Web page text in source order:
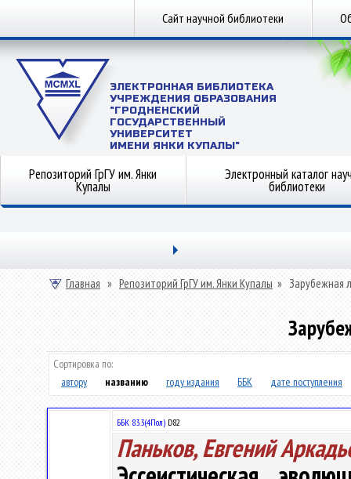
Сайт научной библиотеки
ЭЛЕКТРОННАЯ БИБЛИОТЕКА
УЧРЕЖДЕНИЯ ОБРАЗОВАНИЯ
"ГРОДНЕНСКИЙ
ГОСУДАРСТВЕННЫЙ
УНИВЕРСИТЕТ
ИМЕНИ ЯНКИ КУПАЛЫ"
Репозиторий ГрГУ им. Янки
Купалы
Электронный каталог
библиотеки
Главная » Репозиторий ГрГУ им. Янки Купалы » Зарубежная
Сортировка по:
автору
названию году издания ББК дате поступления
ББК 83.3(4Пол) D82
Паньков, Евгений